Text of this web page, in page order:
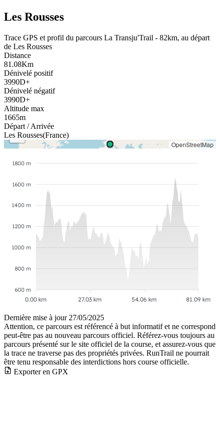
Les Rousses
Trace GPS et profil du parcours La Transju'Trail - 82km, au départ
de Les Rousses
Distance
81.08Km
Dénivelé positif
3990D+
Dénivelé négatif
3990D+
Altitude max
1665m
Départ / Arrivée
Les Rousses(France)
+
−
OpenStreetMap
1800 m
1600 m
1400 m
1200 m
1000 m
800 m
600 m
0.00 km 27.03 km 54.06 km 81.09 km
Dernière mise à jour 27/05/2025
Attention, ce parcours est référencé à but informatif et ne correspond
peut-être pas au nouveau parcours officiel. Référez-vous toujours au
parcours présenté sur le site officiel de la course, et assurez-vous que
la trace ne traverse pas des propriétés privées. RunTrail ne pourrait
être tenu responsable des interdictions hors course officielle.
Exporter en GPX